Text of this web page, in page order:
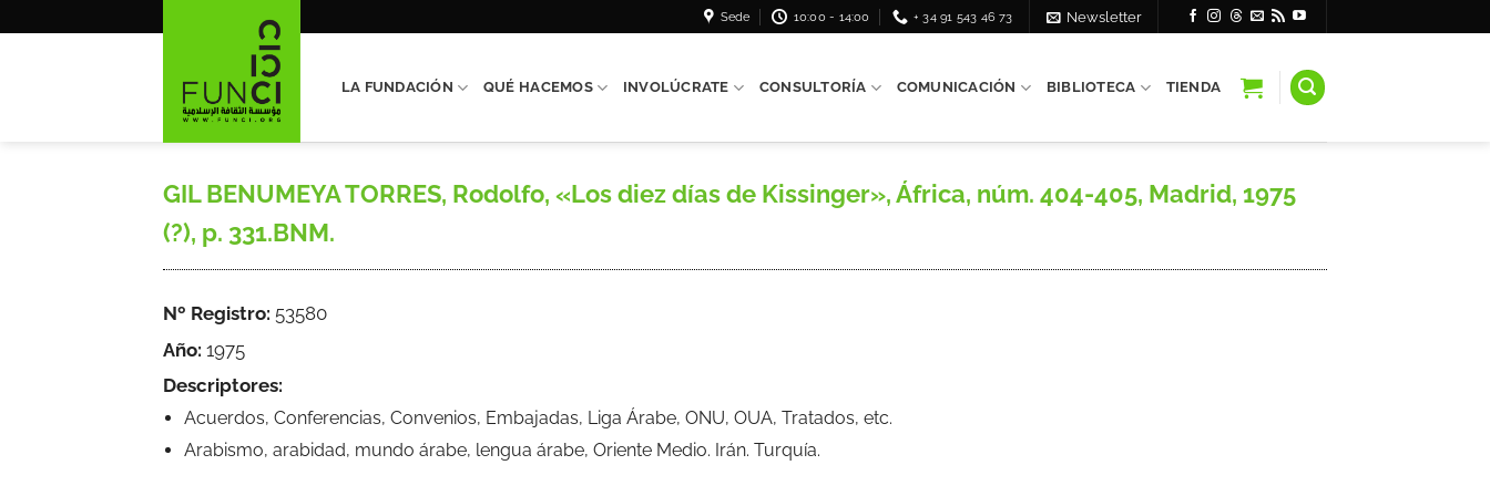
Sede 10:00 - 14:00 + 34 91 543 46 73 Newsletter
LA FUNDACIÓN QUÉ HACEMOS INVOLÚCRATE CONSULTORÍA COMUNICACIÓN BIBLIOTECA TIENDA
GIL BENUMEYA TORRES, Rodolfo, «Los diez días de Kissinger», África, núm. 404-405, Madrid, 1975
(?), p. 331.BNM.
Nº Registro: 53580
Año: 1975
Descriptores:
Acuerdos, Conferencias, Convenios, Embajadas, Liga Árabe, ONU, OUA, Tratados, etc.
Arabismo, arabidad, mundo árabe, lengua árabe, Oriente Medio. Irán. Turquía.